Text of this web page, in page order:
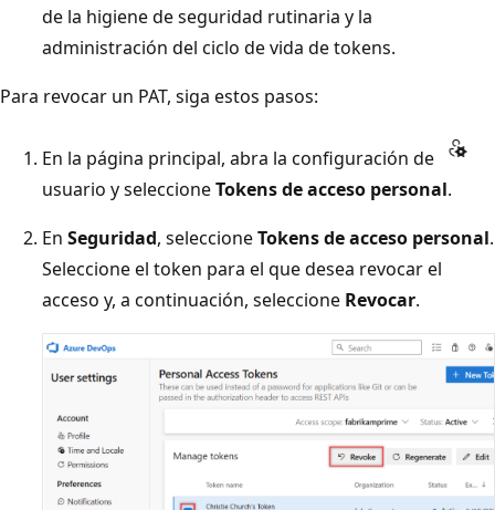
de la higiene de seguridad rutinaria y la
administración del ciclo de vida de tokens.
Para revocar un PAT, siga estos pasos:
En la página principal, abra la configuración de
usuario y seleccioneTokens de acceso personal.
En Seguridad, seleccioneTokens de acceso personal.
Seleccione el token para el que desea revocar el
acceso y, a continuación, seleccione Revocar.